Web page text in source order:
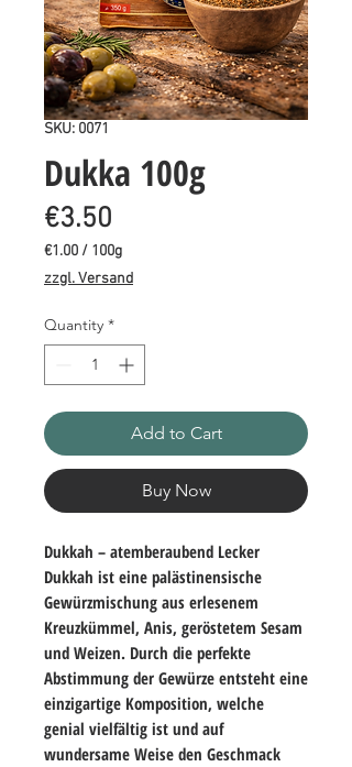
SKU: 0071
Dukka 100g
€3.50
€1.00 / 100g
€1.00
per
Grams
zzgl. Versand
Quantity *
Add to Cart
Buy Now
Dukkah – atemberaubend Lecker
Dukkah ist eine palästinensische
Gewürzmischung aus erlesenem
Kreuzkümmel, Anis, geröstetem Sesam
und Weizen. Durch die perfekte
Abstimmung der Gewürze entsteht eine
einzigartige Komposition, welche
genial vielfältig ist und auf
wundersame Weise den Geschmack